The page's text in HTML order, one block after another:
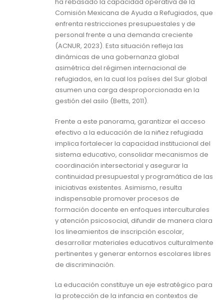
Comisión Mexicana de Ayuda a Refugiados, que
enfrenta restricciones presupuestales y de
personal frente a una demanda creciente
(ACNUR, 2023). Esta situación refleja las
dinámicas de una gobernanza global
asimétrica del régimen internacional de
refugiados, en la cual los países del Sur global
asumen una carga desproporcionada en la
gestión del asilo (Betts, 2011).
Frente a este panorama, garantizar el acceso
efectivo a la educación de la niñez refugiada
implica fortalecer la capacidad institucional del
sistema educativo, consolidar mecanismos de
coordinación intersectorial y asegurar la
continuidad presupuestal y programática de las
iniciativas existentes. Asimismo, resulta
indispensable promover procesos de
formación docente en enfoques interculturales
y atención psicosocial, difundir de manera clara
los lineamientos de inscripción escolar,
desarrollar materiales educativos culturalmente
pertinentes y generar entornos escolares libres
de discriminación.
La educación constituye un eje estratégico para
la protección de la infancia en contextos de